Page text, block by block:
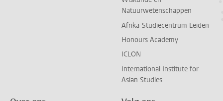
Natuurwetenschappen
Afrika-Studiecentrum Leiden
Honours Academy
ICLON
International Institute for
Asian Studies